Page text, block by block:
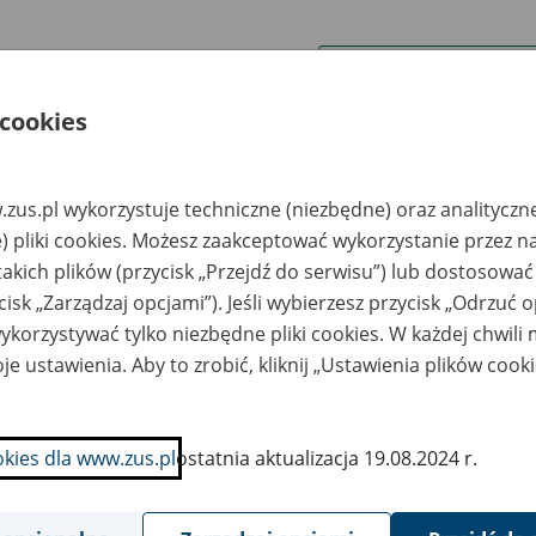
uwagi można przesyłać poprzez
Ukryj wszystkie pozycje bazy
pracy
Miejsce
przechowywania
dokumentów
Nr zespołu akt w
archiwum
państwowym
Daty
- Koszęcin, ul.
2
Częstochowa, ul.
Okólna 79C tel. 34
361 29 12
Mirex Spółka z o.o. -
wykorzystuje techniczne (niezbędne) oraz
pliki cookies. Możesz zaakceptować wykorzystanie przez
plików (przycisk „Przejdź do serwisu”) lub
„Zarządzaj opcjami”). Jeśli wybierzesz przycisk „Odrzuć
tylko niezbędne pliki cookies. W każdej chwili
ustawienia. Aby to zrobić, kliknij „Ustawienia plików
dla www.zus.plostatnia aktualizacja 19.08.2024 r.